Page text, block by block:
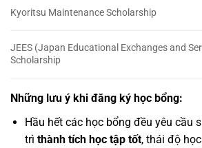
Kyoritsu Maintenance Scholarship
JEES (Japan Educational Exchanges and
Scholarship
Những lưu ý khi đăng ký học bổng:
Hầu hết các học bổng đều yêu cầu
trì thành tích học tập tốt, thái độ